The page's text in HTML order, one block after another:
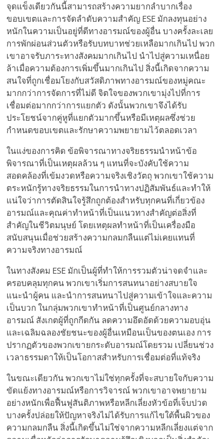
จุดแข็งเดียวกันนี้สามารถสร้างความยากลำบากเรื่อง
ขอบเขตและการจัดลำดับความสำคัญ ESE มักลงทุนอย่าง
หนักในความเป็นอยู่ที่ดีทางอารมณ์ของผู้อื่น บางครั้งละเลย
การพักผ่อนส่วนตัวหรือรับบทบาทช่วยเหลือมากเกินไป พวก
เขาอาจรับภาระทางสังคมมากเกินไป นำไปสู่ความเหนื่อย
ล้าเมื่อความต้องการเพิ่มขึ้นมากเกินไป สิ่งนี้เกิดจากความ
สนใจที่ถูกเชื่อมโยงกับสวัสดิภาพทางอารมณ์ของหมู่คณะ
มากกว่าการจัดการที่ไม่ดี จิตใจของพวกเขามุ่งไปที่การ
เชื่อมต่อมากกว่าการแยกตัว ดังนั้นพวกเขาจึงได้รับ
ประโยชน์จากคู่หูที่แยกตัวมากขึ้นหรือมีเหตุผลซึ่งช่วย
กำหนดขอบเขตและรักษาความพยายามไว้ตลอดเวลา
ในแง่ของการคิด ข้อพิจารณาทางจริยธรรมนำหน้าข้อ
พิจารณาที่เป็นเหตุผลล้วน ๆ แทนที่จะบังคับใช้ความ
สอดคล้องที่เข้มงวดหรือความจริงเชิงวัตถุ พวกเขาใช้ความ
ตระหนักรู้ทางจริยธรรมในการนำทางปฏิสัมพันธ์และทำให้
แน่ใจว่าการตัดสินใจรู้สึกถูกต้องสำหรับทุกคนที่เกี่ยวข้อง
อารมณ์และคุณค่าทำหน้าที่เป็นแนวทางสำคัญต่อสิ่งที่
สำคัญในชีวิตมนุษย์ โดยเหตุผลทำหน้าที่เป็นเครื่องมือ
สนับสนุนเมื่อช่วยสร้างความกลมกลืนแต่ไม่เคยแทนที่
ความจริงทางอารมณ์
ในทางสังคม ESE มักเป็นผู้ที่ทำให้การรวมตัวน่าจดจำและ
ครอบคลุมทุกคน พวกเขาเริ่มการสนทนาอย่างสบายใจ
แนะนำผู้คน และนำการสนทนาไปสู่ความเข้าใจและความ
เป็นบวก ในกลุ่มพวกเขาทำหน้าที่เป็นศูนย์กลางทาง
อารมณ์ สังเกตผู้ที่ถูกกีดกัน ลดความอึดอัดด้วยความอบอุ่น
และเฉลิมฉลองชัยชนะของผู้อื่นเหมือนเป็นของตนเอง การ
ปรากฏตัวของพวกเขายกระดับอารมณ์โดยรวม เปลี่ยนช่วง
เวลาธรรมดาให้เป็นโอกาสสำหรับการเชื่อมต่อที่แท้จริง
ในขณะเดียวกัน พวกเขาไม่ใช่ทุกครั้งที่จะสบายใจกับความ
ขัดแย้งทางอารมณ์หรือการวิจารณ์ พวกเขาอาจพยายาม
อย่างหนักเพื่อฟื้นฟูสันติภาพหรือหลีกเลี่ยงหัวข้อที่เจ็บปวด
บางครั้งปล่อยให้ปัญหาจริงไม่ได้รับการแก้ไขใต้พื้นผิวของ
ความกลมกลืน สิ่งนี้เกิดขึ้นไม่ใช่จากความหลีกเลี่ยงแต่จาก